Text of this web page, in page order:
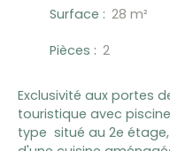
Surface : 28 m²
Pièces : 2
Exclusivité aux portes
touristique avec
type situé au 2e